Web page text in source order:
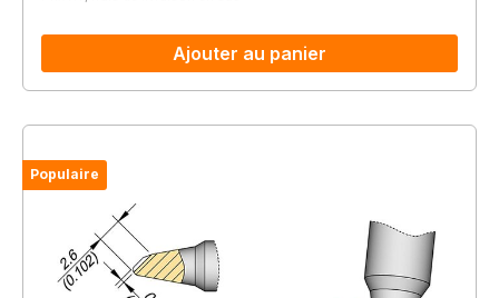
Ajouter au panier
Populaire